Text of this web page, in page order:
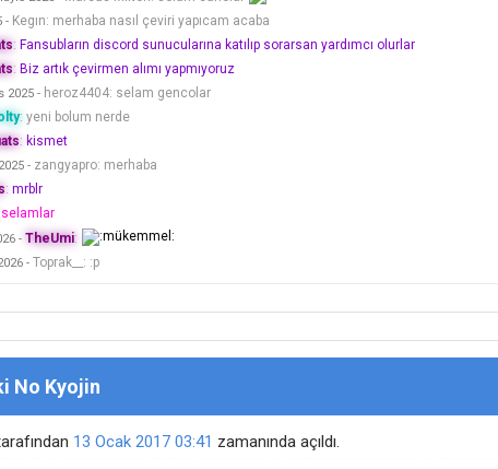
- Kegın: merhaba nasıl çeviri yapıcam acaba
: Fansubların discord sunucularına katılıp sorarsan yardımcı olurlar
: Biz artık çevirmen alımı yapmıyoruz
2025 - heroz4404: selam gencolar
: yeni bolum nerde
: kismet
- zangyapro: merhaba
: mrblr
selamlar
- TheUmi:
- Toprak__ : :p
No Kyojin
13 Ocak 2017 03:41 zamanında açıldı.